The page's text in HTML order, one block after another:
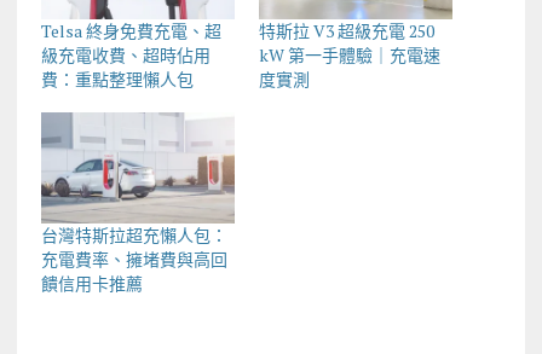
Telsa 終身免費充電、超
級充電收費、超時佔用
費：重點整理懶人包
特斯拉 V3 超級充電 250
kW 第一手體驗｜充電速
度實測
台灣特斯拉超充懶人包：
充電費率、擁堵費與高回
饋信用卡推薦